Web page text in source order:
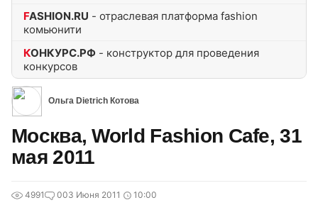
FASHION.RU - отраслевая платформа fashion
комьюнити
КОНКУРС.РФ - конструктор для проведения
конкурсов
Ольга Dietrich Котова
Москва, World Fashion Cafe, 31
мая 2011
4991 003 Июня 2011 10:00